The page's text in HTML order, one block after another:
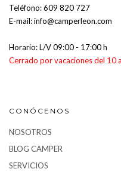
Teléfono:609 820 727
E-mail:info@camperleon.com
Horario: L/V 09:00 - 17:00 h
Cerrado por vacaciones del 10
CONÓCENOS
NOSOTROS
BLOG CAMPER
SERVICIOS